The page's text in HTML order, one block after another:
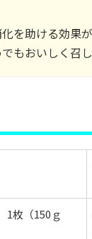
を助ける効果
もおいしく召し
枚（150ｇ